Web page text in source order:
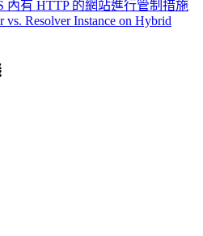
內有 HTTP 的網站進行管制措施
Resolver Instance on Hybrid